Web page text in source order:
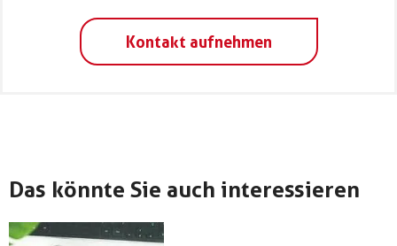
Kontakt aufnehmen
Das könnte Sie auch interessieren